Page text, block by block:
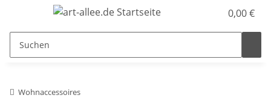
0,00 €
Wohnaccessoires